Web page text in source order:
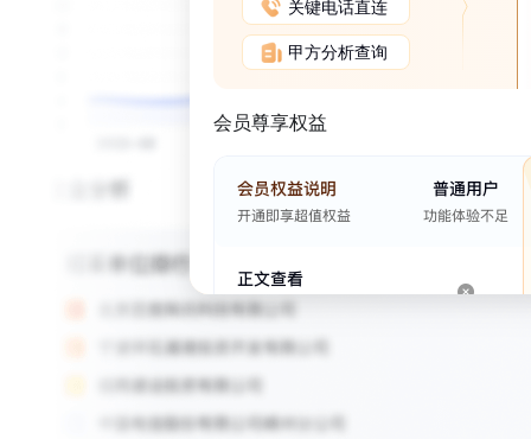
关键电话直连
甲方分析查询
会员尊享权益